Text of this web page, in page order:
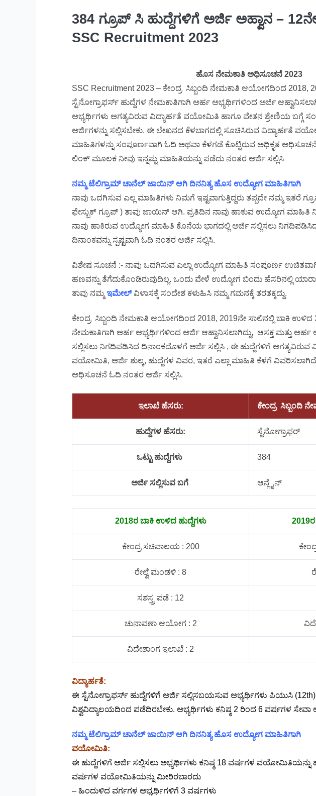
384 ಗ್ರೂಪ್ ಸಿ ಹುದ್ದೆಗಳಿಗೆ ಅರ್ಜಿ ಅಹ್ವಾನ –
SSC Recruitment 2023
ಹೊಸ ನೇಮಕಾತಿ ಅಧಿಸೂಚನೆ 2023
SSC Recruitment 2023 – ಕೇಂದ್ರ ಸಿಬ್ಬಂದಿ ನೇಮಕಾತಿ ಆಯೋಗದಿಂದ 2018,
ಸ್ಟೆನೋಗ್ರಾಫರ್ಸ್ ಹುದ್ದೆಗಳ ನೇಮಕಾತಿಗಾಗಿ ಅರ್ಹ ಅಭ್ಯರ್ಥಿಗಳಿಂದ ಅರ್ಜಿ
ಅಭ್ಯರ್ಥಿಗಳು ಅಗತ್ಯವಿರುವ ವಿದ್ಯಾರ್ಹತೆ ವಯೋಮಿತಿ ಹಾಗೂ ವೇತನ ಶ್ರೇಣಿಯ ಬಗ್ಗೆ
ಅರ್ಜಿಗಳನ್ನು ಸಲ್ಲಿಸಬೇಕು. ಈ ಲೇಖನದ ಕೆಳಬಾಗದಲ್ಲಿ ಸೂಚಿಸಿರುವ ವಿದ್ಯಾರ್ಹತೆ
ಮಾಹಿತಿಗಳನ್ನು ಸಂಪೂರ್ಣವಾಗಿ ಓದಿ ಅಥವಾ ಕೆಳಗಡೆ ಕೊಟ್ಟಿರುವ ಅಧಿಕೃತ
ಲಿಂಕ್ ಮೂಲಕ ನೀವು ಇನ್ನಷ್ಟು ಮಾಹಿತಿಯನ್ನು ಪಡೆದು ನಂತರ ಅರ್ಜಿ ಸಲ್ಲಿಸಿ
ನಮ್ಮ ಟೆಲಿಗ್ರಾಮ್ ಚಾನೆಲ್ ಜಾಯಿನ್ ಆಗಿ ದಿನನಿತ್ಯ ಹೊಸ ಉದ್ಯೋಗ ಮಾಹಿತಿಗಾಗಿ
ನಾವು ಒದಗಿಸುವ ಎಲ್ಲ ಮಾಹಿತಿಗಳು ನಿಮಗೆ ಇಷ್ಟವಾಗುತ್ತಿದ್ದರು ತಪ್ಪದೇ ನಮ್ಮ ಇತರೆ
ಫೇಸ್ಬುಕ್ ಗ್ರೂಪ್ ) ತಾವು ಜಾಯಿನ್ ಆಗಿ. ಪ್ರತಿದಿನ ನಾವು ಹಾಕುವ ಉದ್ಯೋಗ ಮಾಹಿತಿ
ನಾವು ಹಾಕಿರುವ ಉದ್ಯೋಗ ಮಾಹಿತಿ ಕೊನೆಯ ಭಾಗದಲ್ಲಿ ಅರ್ಜಿ ಸಲ್ಲಿಸಲು
ದಿನಾಂಕವನ್ನು ಸ್ಪಷ್ಟವಾಗಿ ಓದಿ ನಂತರ ಅರ್ಜಿ ಸಲ್ಲಿಸಿ.
ವಿಶೇಷ ಸೂಚನೆ :- ನಾವು ಒದಗಿಸುವ ಎಲ್ಲಾ ಉದ್ಯೋಗ ಮಾಹಿತಿ ಸಂಪೂರ್ಣ
ಹಣವನ್ನು ತೆಗೆದುಕೊಂಡಿರುವುದಿಲ್ಲ. ಒಂದು ವೇಳೆ ಉದ್ಯೋಗ ಬಿಂದು ಹೆಸರಿನಲ್ಲಿ
ತಾವು ನಮ್ಮಇಮೇಲ್ವಿಳಾಸಕ್ಕೆ ಸಂದೇಶ ಕಳುಹಿಸಿ ನಮ್ಮ ಗಮನಕ್ಕೆ ತರತಕ್ಕದ್ದು.
ಕೇಂದ್ರ ಸಿಬ್ಬಂದಿ ನೇಮಕಾತಿ ಆಯೋಗದಿಂದ 2018, 2019ನೇ ಸಾಲಿನಲ್ಲಿ ಬಾಕಿ ಉಳಿದ
ನೇಮಕಾತಿಗಾಗಿ ಅರ್ಹ ಅಭ್ಯರ್ಥಿಗಳಿಂದ ಅರ್ಜಿ ಆಹ್ವಾನಿಸಲಾಗಿದ್ದು, ಆಸಕ್ತ ಮತ್ತು ಅರ್ಹ
ಸಲ್ಲಿಸಲು ನಿಗದಿಪಡಿಸಿದ ದಿನಾಂಕದೊಳಗೆ ಅರ್ಜಿ ಸಲ್ಲಿಸಿ , ಈ ಹುದ್ದೆಗಳಿಗೆ ಅಗತ್ಯವಿರುವ
ವಯೋಮಿತಿ, ಅರ್ಜಿ ಶುಲ್ಕ, ಹುದ್ದೆಗಳ ವಿವರ, ಇತರೆ ಎಲ್ಲಾ ಮಾಹಿತಿ ಕೆಳಗೆ ವಿವರಿಸಲಾಗಿದೆ,
ಅಧಿಸೂಚನೆ ಓದಿ ನಂತರ ಅರ್ಜಿ ಸಲ್ಲಿಸಿ.
ಇಲಾಖೆ ಹೆಸರು: ಕೇಂದ್ರ ಸಿಬ್ಬಂದಿ
ಹುದ್ದೆಗಳ ಹೆಸರು: ಸ್ಟೆನೋಗ್ರಾಫರ್
ಒಟ್ಟು ಹುದ್ದೆಗಳು 384
ಅರ್ಜಿ ಸಲ್ಲಿಸುವ ಬಗೆ ಆನ್ಲೈನ್
2018ರ ಬಾಕಿ ಉಳಿದ ಹುದ್ದೆಗಳು
ಕೇಂದ್ರ ಸಚಿವಾಲಯ : 200
ರೇಲ್ವೆ ಮಂಡಳಿ : 8
ಸಶಸ್ತ್ರ ಪಡೆ : 12
ಚುನಾವಣಾ ಆಯೋಗ : 2
ವಿದೇಶಾಂಗ ಇಲಾಖೆ : 2
ವಿದ್ಯಾರ್ಹತೆ:
ಈ ಸ್ಟೆನೋಗ್ರಾಫರ್ಸ್ ಹುದ್ದೆಗಳಿಗೆ ಅರ್ಜಿ ಸಲ್ಲಿಸಬಯಸುವ ಅಭ್ಯರ್ಥಿಗಳು ಪಿಯುಸಿ
ವಿಶ್ವವಿದ್ಯಾಲಯದಿಂದ ಪಡೆದಿರಬೇಕು. ಅಭ್ಯರ್ಥಿಗಳು ಕನಿಷ್ಠ 2 ರಿಂದ 6 ವರ್ಷಗಳ ಸೇವಾ
ನಮ್ಮ ಟೆಲಿಗ್ರಾಮ್ ಚಾನೆಲ್ ಜಾಯಿನ್ ಆಗಿ ದಿನನಿತ್ಯ ಹೊಸ ಉದ್ಯೋಗ ಮಾಹಿತಿಗಾಗಿ
ವಯೋಮಿತಿ:
ಈ ಹುದ್ದೆಗಳಿಗೆ ಅರ್ಜಿ ಸಲ್ಲಿಸಲು ಅಭ್ಯರ್ಥಿಗಳು ಕನಿಷ್ಠ 18 ವರ್ಷಗಳ ವಯೋಮಿತಿಯನ್ನು
ವರ್ಷಗಳ ವಯೋಮಿತಿಯನ್ನು ಮೀರಿರಬಾರದು
– ಹಿಂದುಳಿದ ವರ್ಗಗಳ ಅಭ್ಯರ್ಥಿಗಳಿಗೆ 3 ವರ್ಷಗಳು